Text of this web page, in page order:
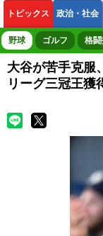
トピックス 政治・社会
ボートレース 競輪
野球 ゴルフ 格
大谷が苦手克服
リーグ三冠王獲